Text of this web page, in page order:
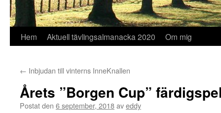
Hem Aktuell tävlingsalmanacka 2020 Om mig
← Inbjudan till vinterns InneKnallen
Årets ”Borgen Cup”
Postat den 6 september, 2018aveddy